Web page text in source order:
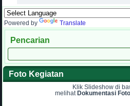
Powered by Translate
Pencarian
Foto Kegiatan
Klik Slideshow di
melihat Dokumentasi Foto